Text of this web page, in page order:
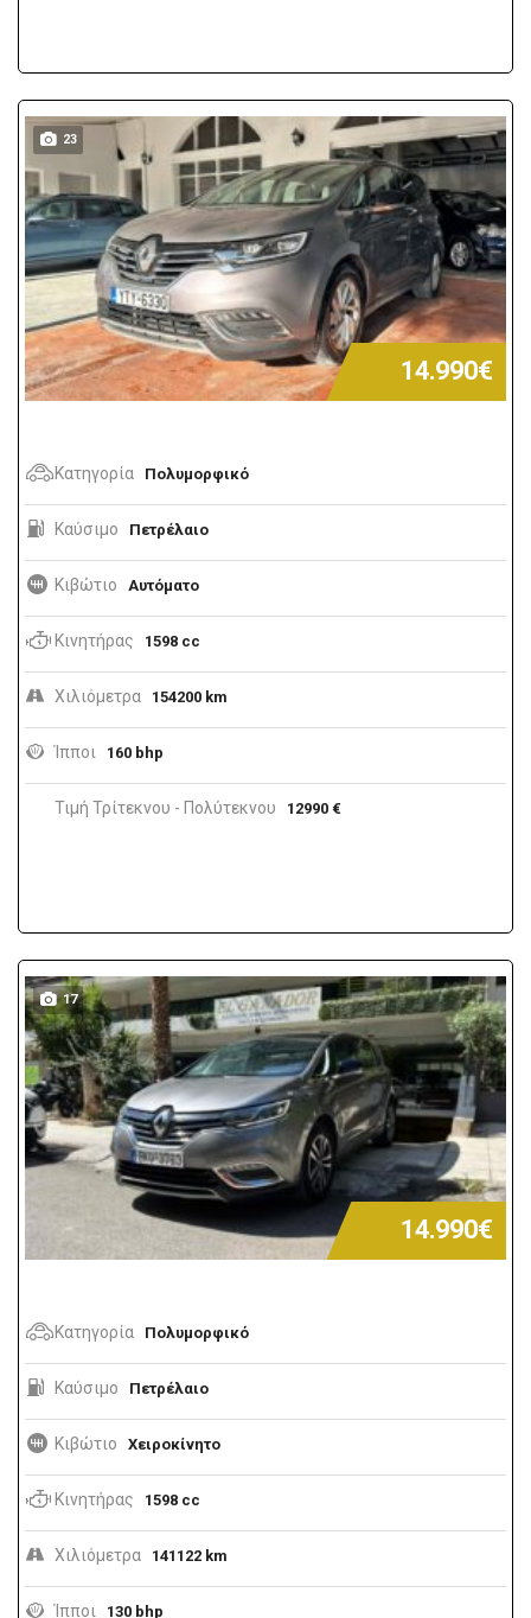
23
14.990€
Κατηγορία Πολυμορφικό
Καύσιμο Πετρέλαιο
Κιβώτιο Αυτόματο
Κινητήρας 1598 cc
Χιλιόμετρα 154200 km
Ίπποι 160 bhp
Τιμή Τρίτεκνου - Πολύτεκνου 12990 €
17
14.990€
Κατηγορία Πολυμορφικό
Καύσιμο Πετρέλαιο
Κιβώτιο Χειροκίνητο
Κινητήρας 1598 cc
Χιλιόμετρα 141122 km
Ίπποι 130 bhp